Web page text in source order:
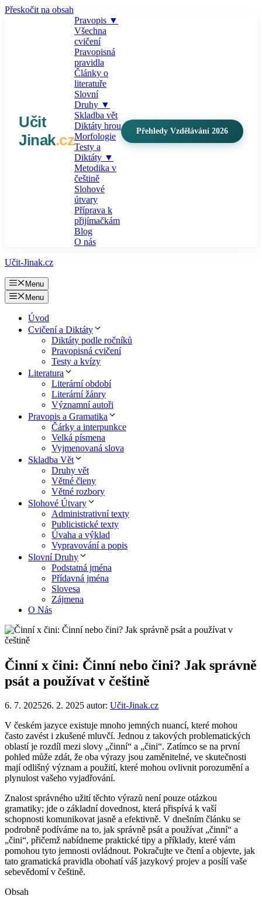
Přeskočit na obsah
Učit
Jinak.cz
Pravopis ▼
Všechna
cvičení
Pravopisná
pravidla
Články o
literatuře
Slovní
Druhy ▼
Skladba vět
Diktáty hrou
Morfologie
Testy a
Diktáty ▼
Metodika v
češtině
Slohové
útvary
Příprava k
přijímačkám
Blog
O nás
Přehledy Vzdělávání 2026
Učit-Jinak.cz
Menu
Menu
Úvod
Cvičení a Diktáty
Diktáty podle ročníků
Pravopisná cvičení
Testy a kvízy
Literatura
Literární období
Literární žánry
Významní autoři
Pravopis a Gramatika
Čárky a interpunkce
Velká písmena
Vyjmenovaná slova
Skladba Vět
Druhy vět
Větné členy
Větné rozbory
Slohové Útvary
Administrativní texty
Publicistické texty
Úvaha a výklad
Vypravování a popis
Slovní Druhy
Podstatná jména
Přídavná jména
Slovesa
Zájmena
O Nás
Činní x čini: Činní nebo čini? Jak správně
psát a používat v češtině
6. 7. 202526. 2. 2025 autor: Učit-Jinak.cz
V českém jazyce existuje mnoho jemných nuancí, které mohou
často zavést i zkušené mluvčí. Jednou z takových problematických
oblastí je rozdíl mezi slovy „činní“ a „čini“. Zatímco se na první
pohled může zdát, že oba výrazy jsou zaměnitelné, ve skutečnosti
mají odlišný význam a použití, které mohou ovlivnit porozumění a
plynulost vašeho vyjadřování.
Znalost správného užití těchto výrazů není pouze otázkou
gramatiky; jde o základní dovednost, která přispívá k vaší
schopnosti komunikovat jasně a efektivně. V dnešním článku se
podrobně podíváme na to, jak správně psát a používat „činní“ a
„čini“, přičemž nabídneme praktické tipy a příklady, které vám
pomohou tyto jemnosti ovládnout. Pokračujte ve čtení a objevte, jak
tato gramatická pravidla obohatí váš jazykový projev a posílí vaše
sebevědomí v češtině.
Obsah